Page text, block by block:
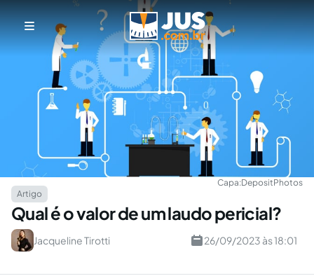
Capa:DepositPhotos
Artigo
Qual é o valor de um laudo pericial?
Jacqueline Tirotti 26/09/2023 às 18:01